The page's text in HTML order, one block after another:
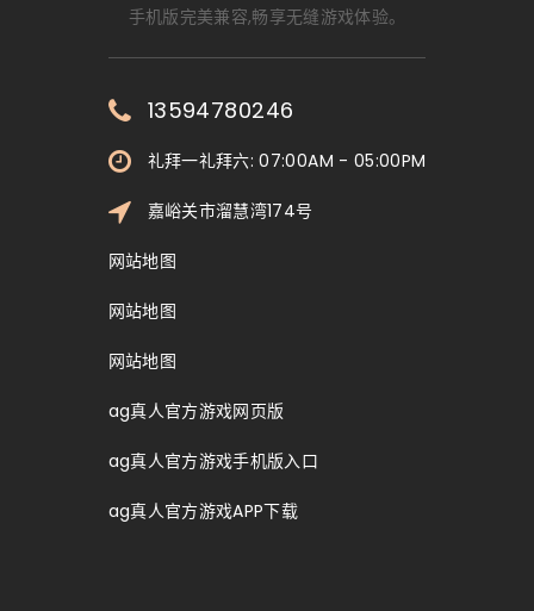
手机版完美兼容,畅享无缝游戏体验。
13594780246
礼拜一礼拜六: 07:00AM - 05:00PM
嘉峪关市溜慧湾174号
网站地图
网站地图
网站地图
ag真人官方游戏网页版
ag真人官方游戏手机版入口
ag真人官方游戏APP下载